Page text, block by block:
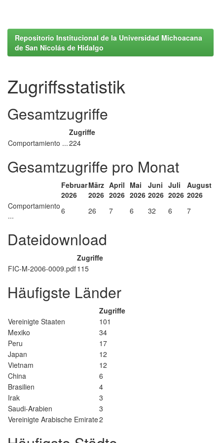
Repositorio Institucional de la Universidad Michoacana
de San Nicolás de Hidalgo
Zugriffsstatistik
Gesamtzugriffe
Zugriffe
Comportamiento ...224
Gesamtzugriffe pro Monat
Februar
2026
März
2026
April
2026
Mai
2026
Juni
2026
Juli
2026
August
2026
Comportamiento
...
6 26 7 6 32 6 7
Dateidownload
Zugriffe
FIC-M-2006-0009.pdf115
Häufigste Länder
Zugriffe
Vereinigte Staaten
101
Mexiko
34
Peru
17
Japan
12
Vietnam
12
China
6
Brasilien
4
Irak
3
Saudi-Arabien
3
Vereinigte Arabische Emirate2